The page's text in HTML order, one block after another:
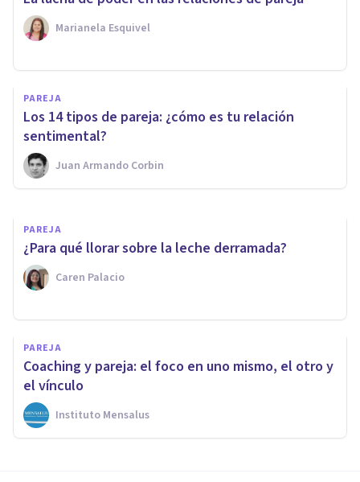
Marianela Esquivel
PAREJA
​Los 14 tipos de pareja: ¿cómo es tu relación
sentimental?
Juan Armando Corbin
¿Cómo mejorar la relación ante
los problemas de pareja?
Adhara Psicología
PAREJA
¿Para qué llorar sobre la leche derramada?
Caren Palacio
PAREJA
Coaching y pareja: el foco en uno mismo, el otro y
el vínculo
Instituto Mensalus